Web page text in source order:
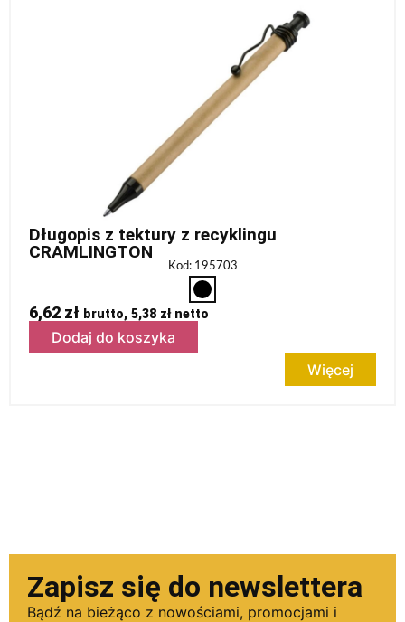
Długopis z tektury z recyklingu
CRAMLINGTON
Kod: 195703
6,62 zł brutto, 5,38 złnetto
Dodaj do koszyka
Więcej
Zapisz się do newslettera
Bądź na bieżąco z nowościami, promocjami i